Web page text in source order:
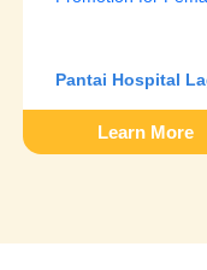
Pantai Hospital
Learn More